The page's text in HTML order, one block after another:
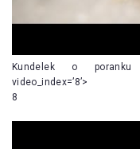
Kundelek o poranku
video_index=’8’>
8